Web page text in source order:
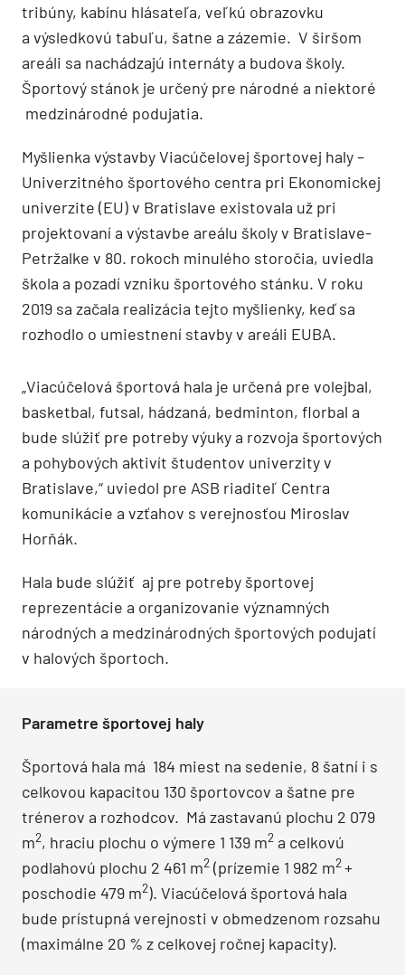
tribúny, kabínu hlásateľa, veľkú obrazovku
a výsledkovú tabuľu, šatne a zázemie. V širšom
areáli sa nachádzajú internáty a budova školy.
Športový stánok je určený pre národné a niektoré
medzinárodné podujatia.
Myšlienka výstavby Viacúčelovej športovej haly –
Univerzitného športového centra pri Ekonomickej
univerzite (EU) v Bratislave existovala už pri
projektovaní a výstavbe areálu školy v Bratislave-
Petržalke v 80. rokoch minulého storočia, uviedla
škola a pozadí vzniku športového stánku. V roku
2019 sa začala realizácia tejto myšlienky, keď sa
rozhodlo o umiestnení stavby v areáli EUBA.
„Viacúčelová športová hala je určená pre volejbal,
basketbal, futsal, hádzaná, bedminton, florbal a
bude slúžiť pre potreby výuky a rozvoja športových
a pohybových aktivít študentov univerzity v
Bratislave,“ uviedol pre ASB riaditeľ Centra
komunikácie a vzťahov s verejnosťou Miroslav
Horňák.
Hala bude slúžiť aj pre potreby športovej
reprezentácie a organizovanie významných
národných a medzinárodných športových podujatí
v halových športoch.
Parametre športovej haly
Športová hala má 184 miest na sedenie, 8 šatní i s
celkovou kapacitou 130 športovcov a šatne pre
trénerov a rozhodcov. Má zastavanú plochu 2 079
m2, hraciu plochu o výmere 1 139 m2 a celkovú
podlahovú plochu 2 461 m2 (prízemie 1 982 m2+
poschodie 479 m2). Viacúčelová športová hala
bude prístupná verejnosti v obmedzenom rozsahu
(maximálne 20 % z celkovej ročnej kapacity).